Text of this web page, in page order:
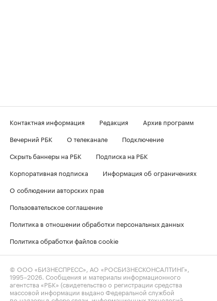
Контактная информация Редакция
Архив программ
Вечерний РБК
О телеканале
Подключение
Скрыть баннеры на РБК
Подписка на РБК
Корпоративная подписка
Информация об ограничениях
О соблюдении авторских прав
Пользовательское соглашение
Политика в отношении обработки персональных данных
Политика обработки файлов cookie
© ООО «БИЗНЕСПРЕСС», АО «РОСБИЗНЕСКОНСАЛТИНГ»,
1995–2026 . Сообщения и материалы информационного
агентства «РБК» (свидетельство о регистрации средства
массовой информации выдано Федеральной службой